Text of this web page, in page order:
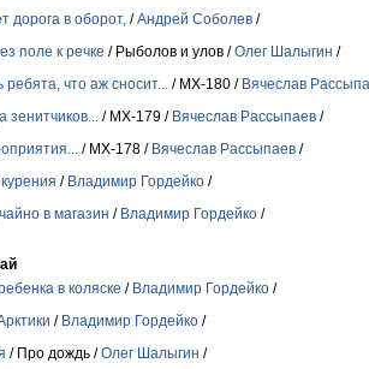
дорога в оборот, /Андрей Соболев /
поле к речке / Рыболов и улов /Олег Шалыгин /
что аж сносит... / МХ-180 / Вячеслав
/ МХ-179 / Вячеслав Рассыпаев /
/ МХ-178 / Вячеслав Рассыпаев /
/ Владимир Гордейко /
в магазин / Владимир Гордейко /
в коляске / Владимир Гордейко /
/ Владимир Гордейко /
/ Про дождь /Олег Шалыгин /